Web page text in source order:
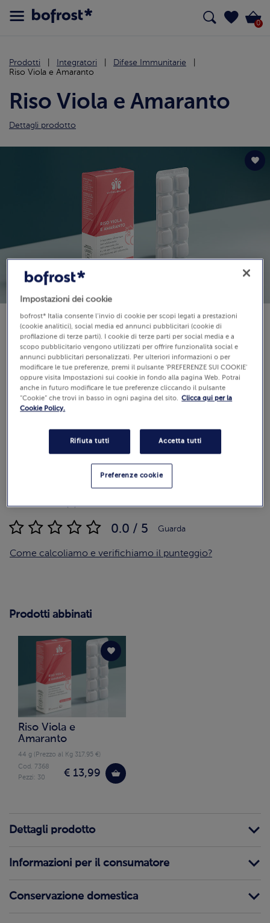
0
Prodotti Integratori
Difese Immunitarie
Riso Viola e Amaranto
Riso Viola e Amaranto
Dettagli prodotto
Disponibilità
€ 11,19
Pezzi: 30
44 g (Prezzo al Kg 254.32 €)
Recensioni(0)
0.0 / 5 Guarda
Come calcoliamo e verifichiamo il punteggio?
Prodotti abbinati
Riso Viola e
Amaranto
44 g (Prezzo al Kg 317.95 €)
€ 13,99
Cod. 7368
Pezzi: 30
Dettagli prodotto
Informazioni per il consumatore
Conservazione domestica
Impostazioni dei cookie
bofrost* Italia consente l’invio di cookie per scopi legati a prestazioni
(cookie analitici), social media ed annunci pubblicitari (cookie di
profilazione di terze parti). I cookie di terze parti per social media e a
scopo pubblicitario vengono utilizzati per offrire funzionalità social e
annunci pubblicitari personalizzati. Per ulteriori informazioni o per
modificare le tue preferenze, premi il pulsante 'PREFERENZE SUI COOKIE'
oppure visita Impostazioni sui cookie in fondo alla pagina Web. Potrai
anche in futuro modificare le tue preferenze cliccando il pulsante
“Cookie” che trovi in basso in ogni pagina del sito. Clicca qui per la
Cookie Policy.
Rifiuta tutti Accetta tutti
Preferenze cookie